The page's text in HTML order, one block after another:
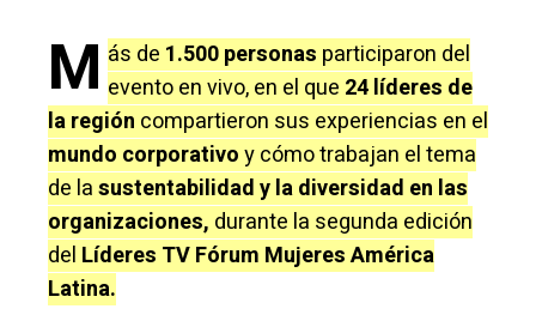
M ás de 1.500 personas participaron del
evento en vivo, en el que 24 líderes de
la región compartieron sus experiencias en el
mundo corporativoy cómo trabajan el tema
de lasustentabilidad y la diversidad en las
organizaciones, durante la segunda edición
del Líderes TV Fórum Mujeres América
Latina.